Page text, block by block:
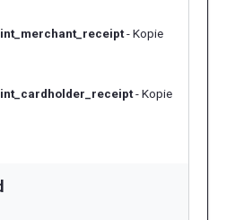
- Kopie
- Kopie